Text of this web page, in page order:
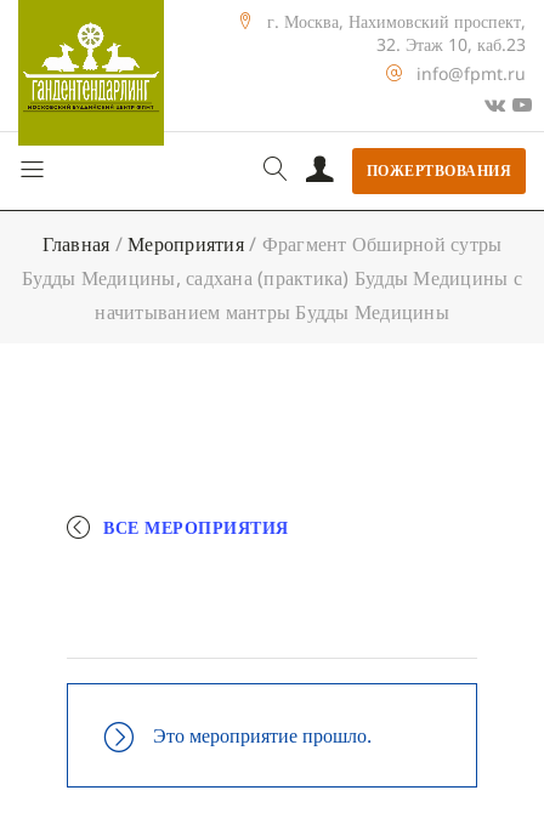
г. Москва, Нахимовский проспект,
32. Этаж 10, каб.23
info@fpmt.ru
ПОЖЕРТВОВАНИЯ
Главная /Мероприятия/ Фрагмент Обширной сутры
Будды Медицины, садхана (практика) Будды Медицины с
начитыванием мантры Будды Медицины
ВСЕ МЕРОПРИЯТИЯ
Это мероприятие прошло.